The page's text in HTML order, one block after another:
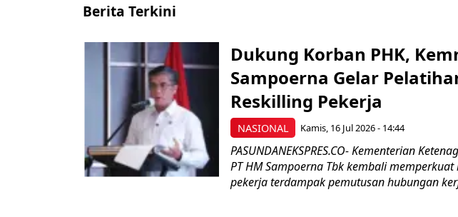
Berita Terkini
NASIONAL
Dukung Korban PHK,
Sampoerna Gelar
Reskilling Pekerja
Kamis, 16 Jul 2026 - 14:44
PASUNDANEKSPRES.CO- Kementerian
PT HM Sampoerna Tbk kembali
pekerja terdampak pemutusan hubungan